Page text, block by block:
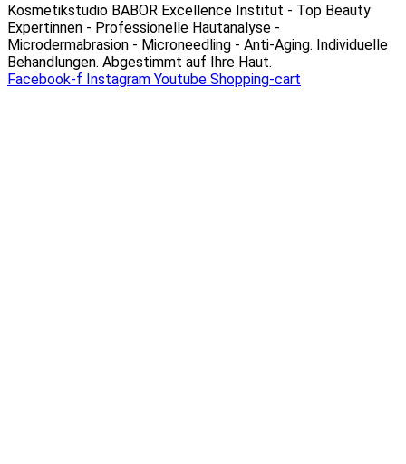
Kosmetikstudio BABOR Excellence Institut - Top Beauty
Expertinnen - Professionelle Hautanalyse -
Microdermabrasion - Microneedling - Anti-Aging. Individuelle
Behandlungen. Abgestimmt auf Ihre Haut.
Facebook-f Instagram Youtube Shopping-cart